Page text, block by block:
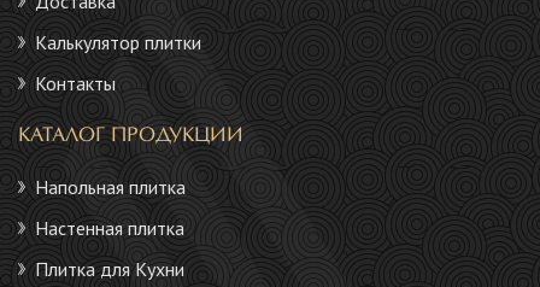
Калькулятор плитки
Контакты
КАТАЛОГ ПРОДУКЦИИ
Напольная плитка
Настенная плитка
Плитка для Кухни